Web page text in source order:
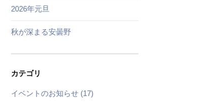
2026年元旦
秋が深まる安曇野
カテゴリ
イベントのお知らせ (17)